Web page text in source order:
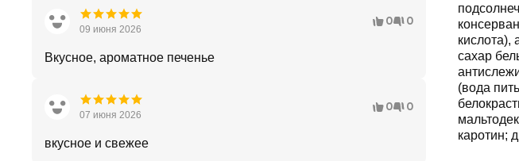
кислота),
сахар
(вода
каротин;
09 июня 2026
0 0
Вкусное, ароматное печенье
07 июня 2026
0 0
вкусное и свежее